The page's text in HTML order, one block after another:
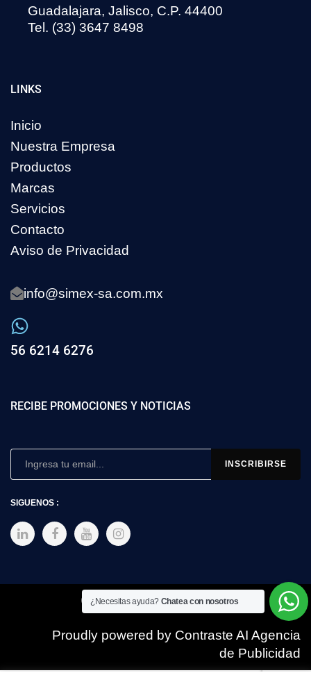
Guadalajara, Jalisco, C.P. 44400
Tel. (33) 3647 8498
LINKS
Inicio
Nuestra Empresa
Productos
Marcas
Servicios
Contacto
Aviso de Privacidad
info@simex-sa.com.mx
56 6214 6276
RECIBE PROMOCIONES Y NOTICIAS
SIGUENOS :
Copyright © 2025 SIMEX
Proudly powered by Contraste AI Agencia
de Publicidad
¿Necesitas ayuda? Chatea con nosotros